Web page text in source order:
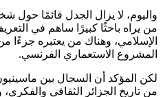
واليوم، لا يزال الجدل قائمًا حول
من يراه باحثًا كبيرًا ساهم في
الإسلامي، وهناك من يعتبره جزءًا
المشروع الاستعماري الفرنسي.
لكن المؤكد أن السجال بين
من تاريخ الجزائر الثقافي